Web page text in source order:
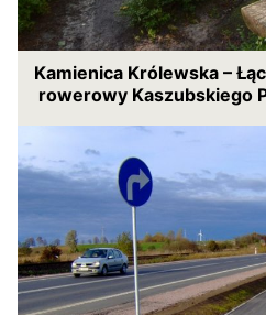
Kamienica Królewska –
rowerowy Kaszubskiego